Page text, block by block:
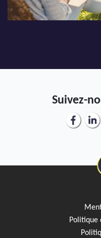
Suivez-
Politique